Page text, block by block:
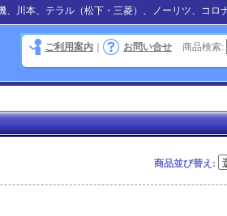
川本、テラル（松下・三菱）、ノーリツ、コロ
ご利用案内 ｜ お問い合せ 商品検索:
商品並び替え :